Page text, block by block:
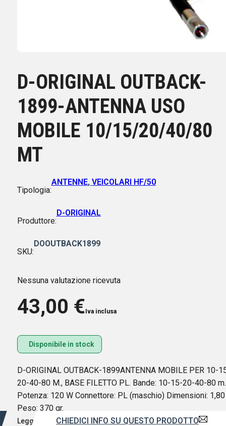
D-ORIGINAL OUTBACK-
1899-ANTENNA USO
MOBILE 10/15/20/40/80
MT
Tipologia:
ANTENNE, VEICOLARI HF/50
Produttore:
D-ORIGINAL
SKU:
DOOUTBACK1899
Nessuna valutazione ricevuta
43,00 € Iva inclusa
Disponibile in stock
D-ORIGINAL OUTBACK-1899ANTENNA MOBILE PER 10-
20-40-80 M., BASE FILETTO PL. Bande: 10-15-20-40-80 m.
Potenza: 120 W Connettore: PL (maschio) Dimensioni: 1,80
Peso: 370 gr.
Leggi di più CHIEDICI INFO SU QUESTO PRODOTTO